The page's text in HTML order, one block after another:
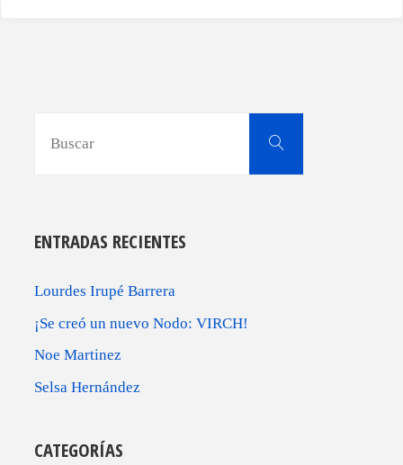
Buscar
ENTRADAS RECIENTES
Lourdes Irupé Barrera
¡Se creó un nuevo Nodo: VIRCH!
Noe Martinez
Selsa Hernández
CATEGORÍAS